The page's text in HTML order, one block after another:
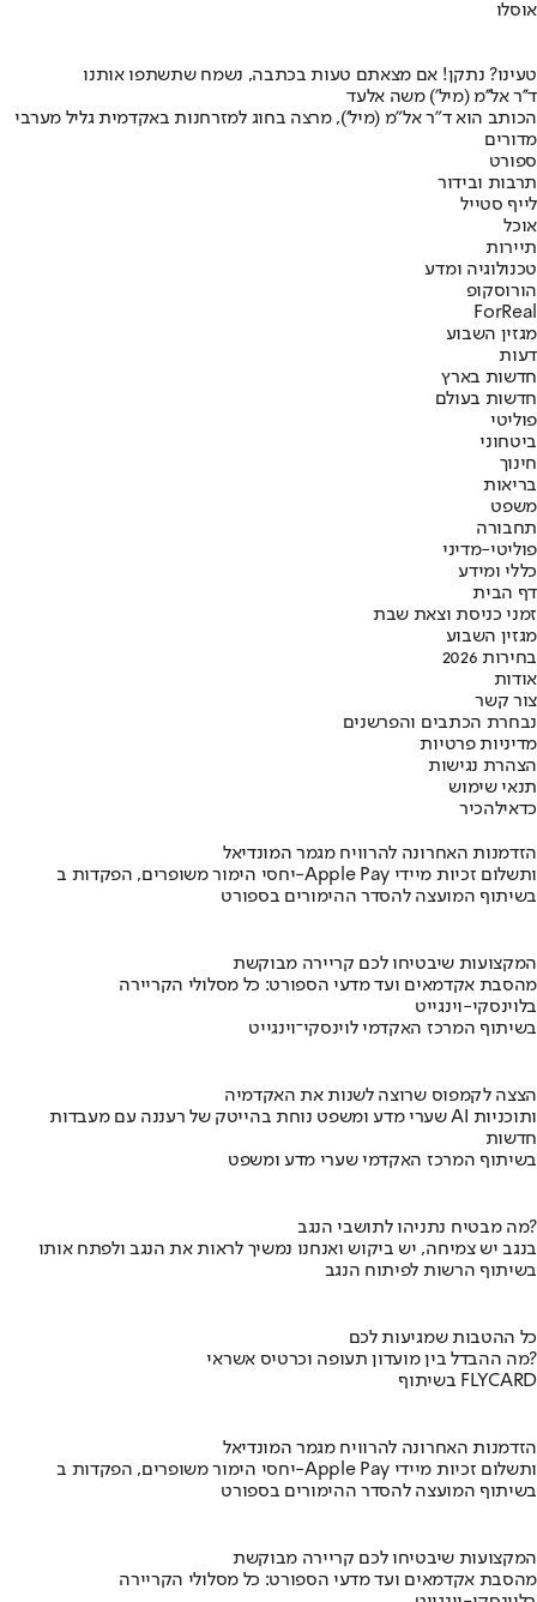
אוסלו
טעינו? נתקן! אם מצאתם טעות בכתבה, נשמח שתשתפו אותנו
ד''ר אל''מ (מיל') משה אלעד
הכותב הוא ד"ר אל"מ (מיל'), מרצה בחוג למזרחנות באקדמית גליל מערבי
מדורים
ספורט
תרבות ובידור
לייף סטייל
אוכל
תיירות
טכנולוגיה ומדע
הורוסקופ
ForReal
מגזין השבוע
דעות
חדשות בארץ
חדשות בעולם
פוליטי
ביטחוני
חינוך
בריאות
משפט
תחבורה
פוליטי-מדיני
כללי ומידע
דף הבית
זמני כניסת וצאת שבת
מגזין השבוע
בחירות 2026
אודות
צור קשר
נבחרת הכתבים והפרשנים
מדיניות פרטיות
הצהרת נגישות
תנאי שימוש
כדאילהכיר
הזדמנות האחרונה להרוויח מגמר המונדיאל
יחסי הימור משופרים, הפקדות ב-Apple Pay ותשלום זכיות מיידי
בשיתוף המועצה להסדר ההימורים בספורט
המקצועות שיבטיחו לכם קריירה מבוקשת
מהסבת אקדמאים ועד מדעי הספורט: כל מסלולי הקריירה
בלוינסקי-וינגייט
בשיתוף המרכז האקדמי לוינסקי־וינגייט
הצצה לקמפוס שרוצה לשנות את האקדמיה
שערי מדע ומשפט נוחת בהייטק של רעננה עם מעבדות AI ותוכניות
חדשות
בשיתוף המרכז האקדמי שערי מדע ומשפט
מה מבטיח נתניהו לתושבי הנגב?
בנגב יש צמיחה, יש ביקוש ואנחנו נמשיך לראות את הנגב ולפתח אותו
בשיתוף הרשות לפיתוח הנגב
כל ההטבות שמגיעות לכם
מה ההבדל בין מועדון תעופה וכרטיס אשראי?
בשיתוף FLYCARD
הזדמנות האחרונה להרוויח מגמר המונדיאל
יחסי הימור משופרים, הפקדות ב-Apple Pay ותשלום זכיות מיידי
בשיתוף המועצה להסדר ההימורים בספורט
המקצועות שיבטיחו לכם קריירה מבוקשת
מהסבת אקדמאים ועד מדעי הספורט: כל מסלולי הקריירה